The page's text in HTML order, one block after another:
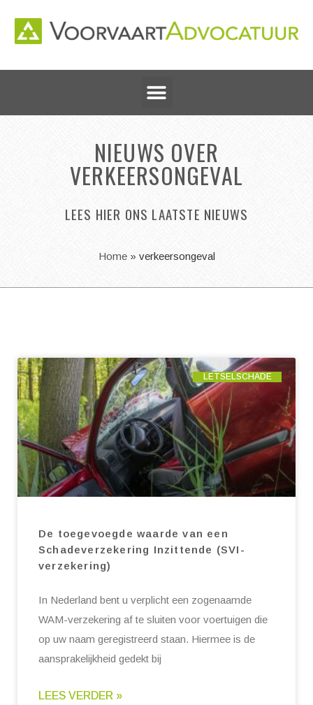
NIEUWS OVER
VERKEERSONGEVAL
LEES HIER ONS LAATSTE NIEUWS
Home» verkeersongeval
LETSELSCHADE
De toegevoegde waarde van een
Schadeverzekering Inzittende (SVI-
verzekering)
In Nederland bent u verplicht een zogenaamde
WAM-verzekering af te sluiten voor voertuigen die
op uw naam geregistreerd staan. Hiermee is de
aansprakelijkheid gedekt bij
LEES VERDER »